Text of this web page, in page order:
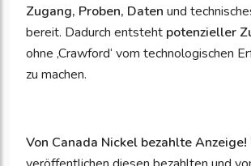
Zugang, Proben, Daten und
bereit. Dadurch entsteht potenzieller
ohne ‚Crawford‘ vom technologischen
zu machen.
Von Canada Nickel bezahlte Anzeige!